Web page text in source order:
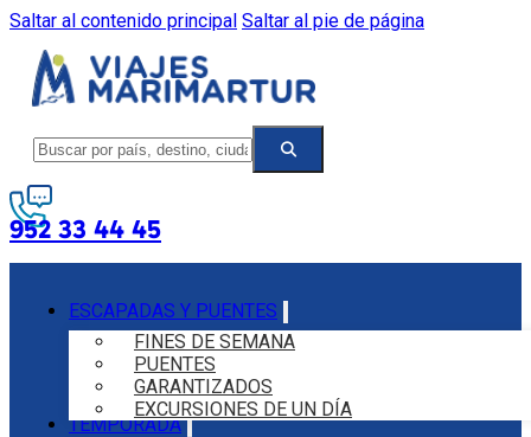
Saltar al contenido principal Saltar al pie de página
952 33 44 45
ESCAPADAS Y PUENTES
FINES DE SEMANA
PUENTES
GARANTIZADOS
EXCURSIONES DE UN DÍA
TEMPORADA